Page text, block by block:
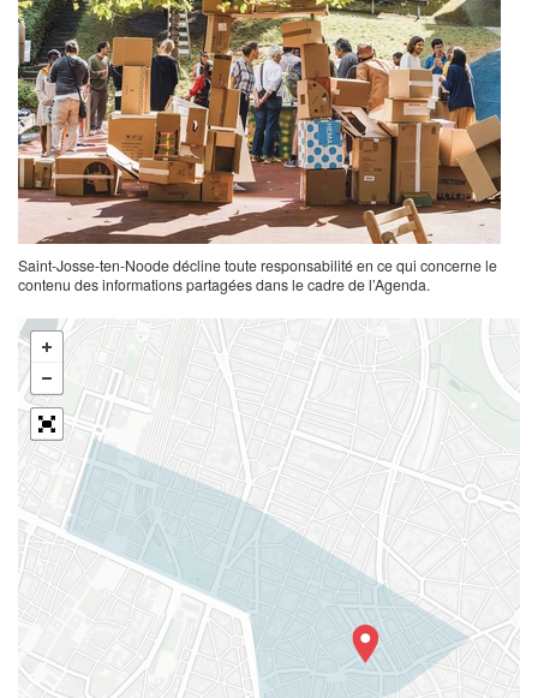
Saint-Josse-ten-Noode décline toute responsabilité en ce qui concerne le
contenu des informations partagées dans le cadre de l’Agenda.